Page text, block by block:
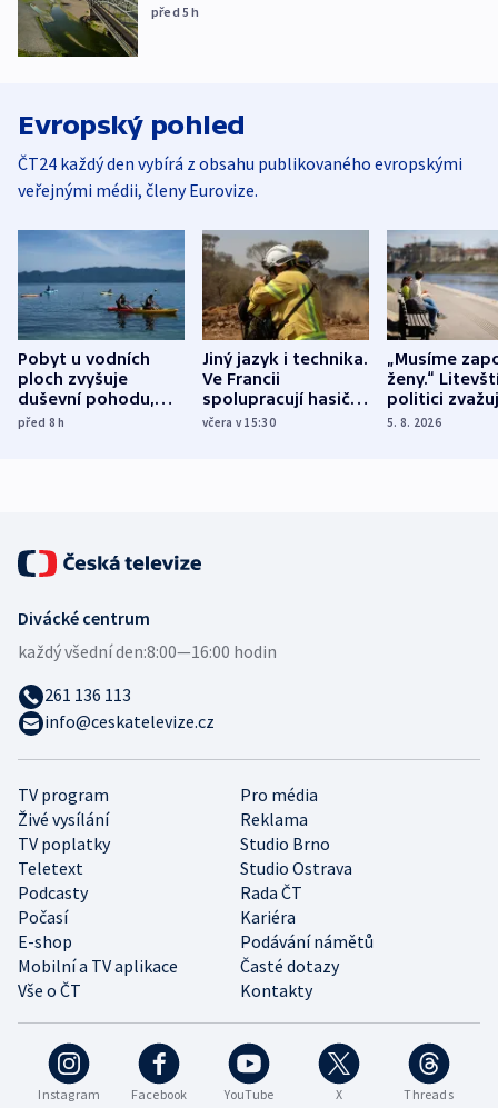
před 5h
Evropský pohled
ČT24 každý den vybírá z obsahu publikovaného evropskými
veřejnými médii, členy Eurovize.
Pobyt u vodních
ploch zvyšuje
duševní pohodu,
ukázala
před 8h
Jiný jazyk i technika.
Ve Francii
spolupracují hasiči z
různých zemí
včera v 15:30
„Musíme
ženy.“
politici
dohodu o
5. 8. 2026
Instagram Facebook YouTube X Threads
TV program
Pro média
Živé vysílání
Reklama
TV poplatky
Studio Brno
Teletext
Studio Ostrava
Podcasty
Rada ČT
Počasí
Kariéra
E-shop
Podávání námětů
Mobilní a TV aplikace
Časté dotazy
Vše o ČT
Kontakty
Divácké centrum
každý všední den:8:00—16:00 hodin
261 136 113
info@ceskatelevize.cz